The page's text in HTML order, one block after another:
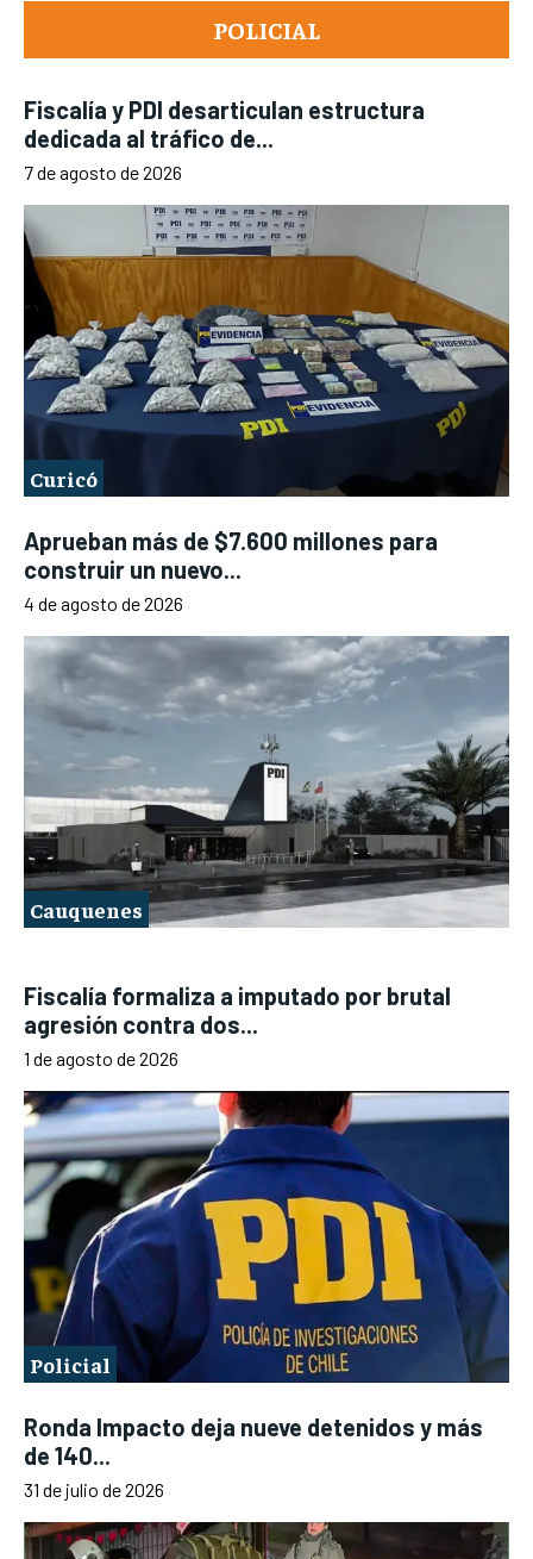
POLICIAL
Fiscalía y PDI desarticulan estructura
dedicada al tráfico de...
7 de agosto de 2026
Curicó
Aprueban más de $7.600 millones para
construir un nuevo...
4 de agosto de 2026
Cauquenes
Fiscalía formaliza a imputado por brutal
agresión contra dos...
1 de agosto de 2026
Policial
Ronda Impacto deja nueve detenidos y más
de 140...
31 de julio de 2026